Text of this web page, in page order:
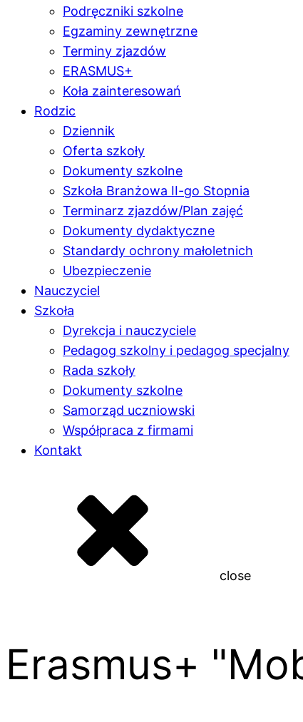
Podręczniki szkolne
Egzaminy zewnętrzne
Terminy zjazdów
ERASMUS+
Koła zainteresowań
Rodzic
Dziennik
Oferta szkoły
Dokumenty szkolne
Szkoła Branżowa II-go Stopnia
Terminarz zjazdów/Plan zajęć
Dokumenty dydaktyczne
Standardy ochrony małoletnich
Ubezpieczenie
Nauczyciel
Szkoła
Dyrekcja i nauczyciele
Pedagog szkolny i pedagog specjalny
Rada szkoły
Dokumenty szkolne
Samorząd uczniowski
Współpraca z firmami
Kontakt
close
Erasmus+